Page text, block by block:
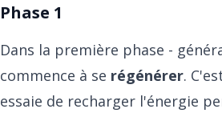
Phase 1
Dans la première phase -
commence à se régénérer.
essaie de recharger l'énergie